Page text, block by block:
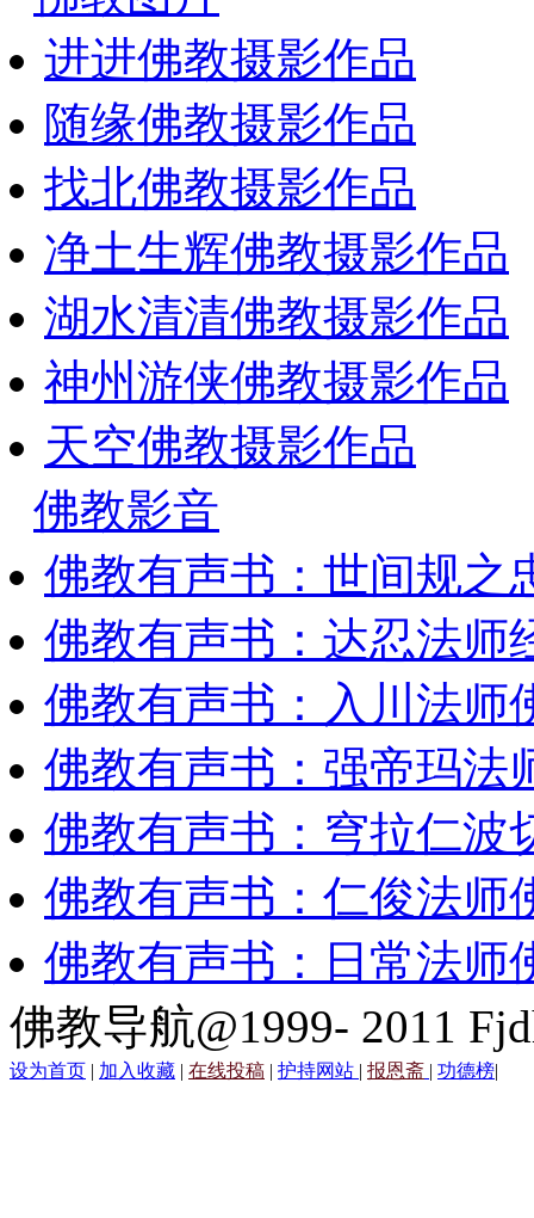
进进佛教摄影作品
随缘佛教摄影作品
找北佛教摄影作品
净土生辉佛教摄影作品
湖水清清佛教摄影作品
神州游侠佛教摄影作品
天空佛教摄影作品
佛教影音
佛教有声书：世间规
佛教有声书：达忍法师
佛教有声书：入川法师
佛教有声书：强帝玛法
佛教有声书：穹拉仁波
佛教有声书：仁俊法师
佛教有声书：日常法师
佛教导航@1999- 2011
设为首页 | 加入收藏 | 在线投稿 | 护持网站 | 报恩斋 | 功德榜|